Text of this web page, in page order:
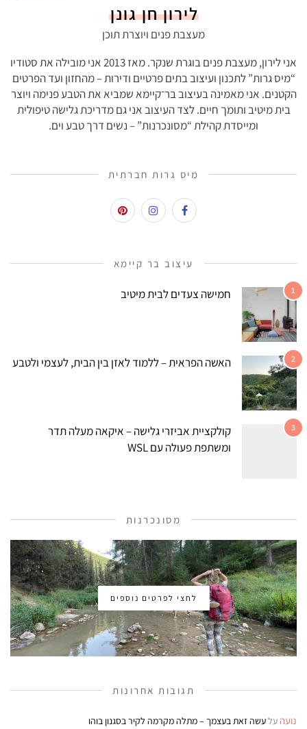
לירון חן גונן
מעצבת פנים ויוצרת תוכן
אני לירון, מעצבת פנים בוגרת שנקר. מאז 2013 אני מובילה את סטודיו
“מיס גרות” לתכנון ועיצוב בתים פרטיים ודירות – מהחזון ועד הפרטים
הקטנים. אני מאמינה בעיצוב בר־קיימא שמביא את הטבע פנימה ויוצר
בית מיטיב ותומך חיים. לצד העיצוב אני גם מדריכת גלישה טיפולית
ומייסדת קהילת “מסונכרנות” – נשים דרך טבע וים.
מיס גרות חברתית
עיצוב בר קיימא
1 חמישה צעדים לבית מיטיב
2 האשה הפראית – ללמוד לאזן בין הבית, לעצמי ולטבע
3
קולקציית אביזרי גלישה – איקאה מעלה תדר
ומשתפת פעולה עם WSL
מסונכרנות
לחצי לפרטים נוספים
תגובות אחרונות
נועה עלעשה זאת בעצמך – מתלה מקרמה לקיר בסגנון בוהו